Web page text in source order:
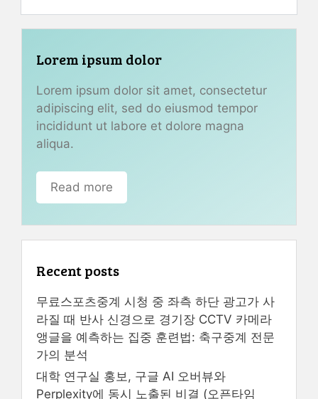
Lorem ipsum dolor
Lorem ipsum dolor sit amet, consectetur
adipiscing elit, sed do eiusmod tempor
incididunt ut labore et dolore magna
aliqua.
Read more
Recent posts
무료스포츠중계 시청 중 좌측 하단 광고가 사
라질 때 반사 신경으로 경기장 CCTV 카메라
앵글을 예측하는 집중 훈련법: 축구중계 전문
가의 분석
대학 연구실 홍보, 구글 AI 오버뷰와
Perplexity에 동시 노출된 비결 (오픈타임